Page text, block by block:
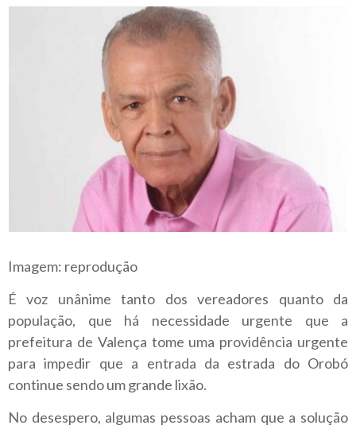
Imagem: reprodução
É voz unânime tanto dos vereadores quanto da
população, que há necessidade urgente que a
prefeitura de Valença tome uma providência urgente
para impedir que a entrada da estrada do Orobó
continue sendo um grande lixão.
No desespero, algumas pessoas acham que a solução